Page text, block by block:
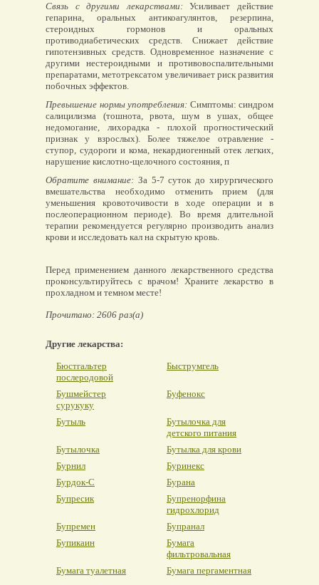
Связь с другими лекарствами:Усиливает действие
гепарина, оральных антикоагулянтов, резерпина,
стероидных гормонов и оральных
противодиабетических средств. Снижает действие
гипотензивных средств. Одновременное назначение с
другими нестероидными и противовоспалительными
препаратами, метотрексатом увеличивает риск развития
побочных эффектов.
Превышение нормы употребления: Симптомы: синдром
салицилизма (тошнота, рвота, шум в ушах, общее
недомогание, лихорадка - плохой прогностический
признак у взрослых). Более тяжелое отравление -
ступор, судороги и кома, некардиогенный отек легких,
нарушение кислотно-щелочного состояния, п
Обратите внимание:За 5-7 суток до хирургического
вмешательства необходимо отменить прием (для
уменьшения кровоточивости в ходе операции и в
послеоперационном периоде). Во время длительной
терапии рекомендуется регулярно производить анализ
крови и исследовать кал на скрытую кровь.
Перед применением данного лекарственного средства
проконсультируйтесь с врачом! Храните лекарство в
прохладном и темном месте!
Прочитано: 2606 раз(а)
Другие лекарства:
Бюстгальтер
послеродовой
Быструмгель
Бушмейстер
сурукуку
Буфенокс
Бутыль
Бутылочка для
детского питания
Бутылочка
Бутылка для крови
Бурнил
Буринекс
Бурдок-С
Бурана
Бупресик
Бупренорфина
гидрохлорид
Бупремен
Бупранал
Бупикаин
Бумага
фильтровальная
Бумага туалетная
Бумага пергаментная